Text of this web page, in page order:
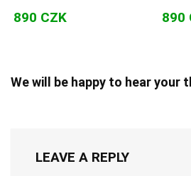
890 CZK 890
We will be happy to hear your
LEAVE A REPLY